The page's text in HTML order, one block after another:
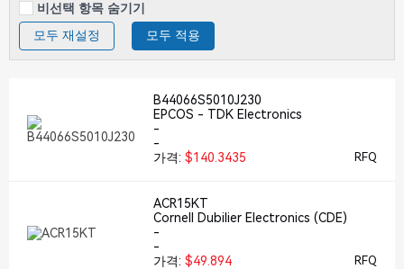
비선택 항목 숨기기
모두 재설정
모두 적용
B44066S5010J230
EPCOS - TDK Electronics
-
-
가격: $140.3435 RFQ
ACR15KT
Cornell Dubilier Electronics (CDE)
-
-
가격: $49.894 RFQ